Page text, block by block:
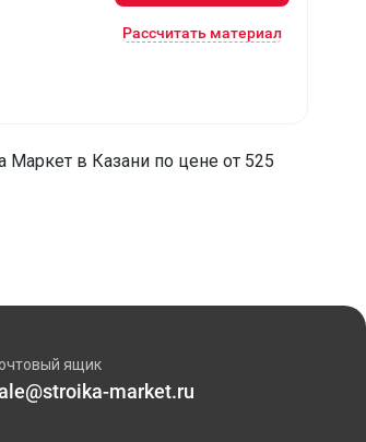
Рассчитать материал
в Казани по цене от 525
ящик
market.ru